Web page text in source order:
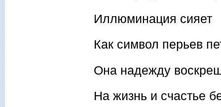
Иллюминация сияет
Как символ перьев
Она надежду
На жизнь и счастье